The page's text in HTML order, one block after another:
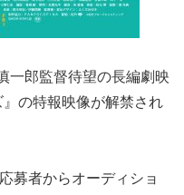
一郎監督待望の長編劇映
の特報映像が解禁され
募者からオーディショ